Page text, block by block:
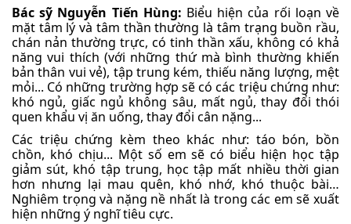
Bác sỹ Nguyễn Tiến Hùng: Biểu hiện của rối loạn về
mặt tâm lý và tâm thần thường là tâm trạng buồn rầu,
chán nản thường trực, có tinh thần xấu, không có khả
năng vui thích (với những thứ mà bình thường khiến
bản thân vui vẻ), tập trung kém, thiếu năng lượng, mệt
mỏi... Có những trường hợp sẽ có các triệu chứng như:
khó ngủ, giấc ngủ không sâu, mất ngủ, thay đổi thói
quen khẩu vị ăn uống, thay đổi cân nặng...
Các triệu chứng kèm theo khác như: táo bón, bồn
chồn, khó chịu... Một số em sẽ có biểu hiện học tập
giảm sút, khó tập trung, học tập mất nhiều thời gian
hơn nhưng lại mau quên, khó nhớ, khó thuộc bài…
Nghiêm trọng và nặng nề nhất là trong các em sẽ xuất
hiện những ý nghĩ tiêu cực.